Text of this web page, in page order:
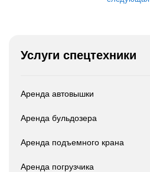
Услуги спецтехники
Аренда автовышки
Аренда бульдозера
Аренда подъемного крана
Аренда погрузчика